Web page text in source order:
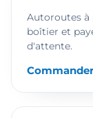
Autoroutes à
boîtier et
d'attente.